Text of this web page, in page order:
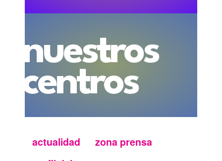
nuestros
centros
Menu
actualidad
zona prensa